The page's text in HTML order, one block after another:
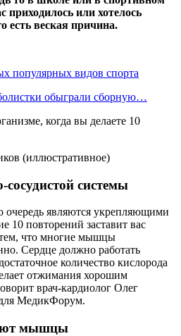
приходилось или хотелось
есть веская причина.
популярных видов спорта
обыграли сборную…
(иллюстративное)
системы
являются укрепляющими
10 повторений заставит вас
тем, что многие мышцы
Сердце должно работать
количество кислорода
отжимания хорошим
врач-кардиолог Олег
МедикФорум.
мышцы